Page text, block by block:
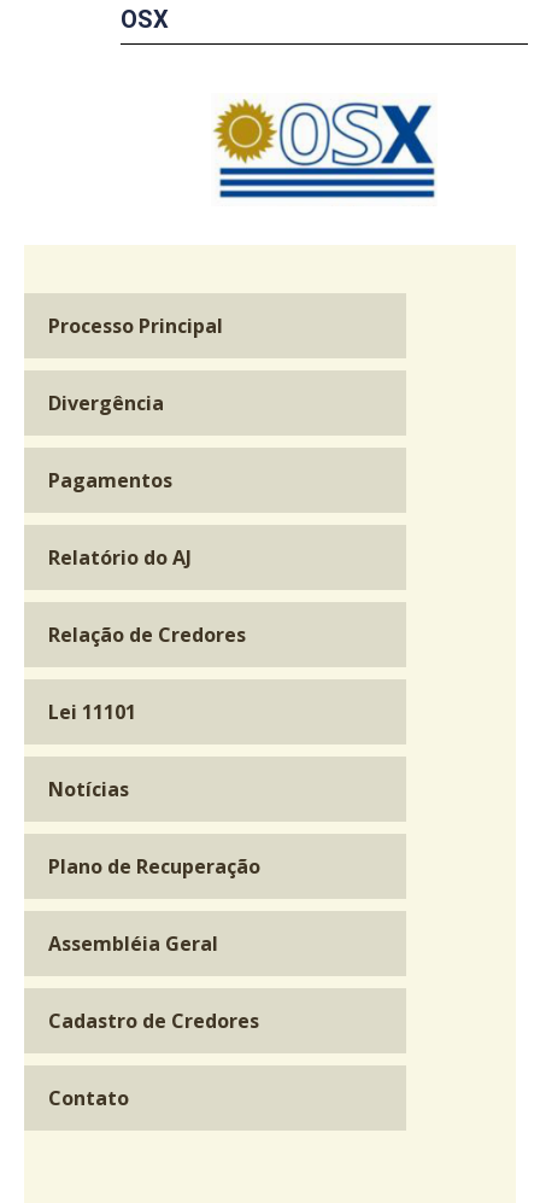
OSX
Processo Principal
Divergência
Pagamentos
Relatório do AJ
Relação de Credores
Lei 11101
Notícias
Plano de Recuperação
Assembléia Geral
Cadastro de Credores
Contato